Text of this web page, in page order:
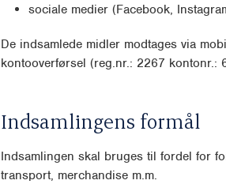
sociale medier (Facebook,
De indsamlede midler modtages via
kontooverførsel (reg.nr.: 2267 kontonr.:
Indsamlingens formål
Indsamlingen skal bruges til fordel for
transport, merchandise m.m.